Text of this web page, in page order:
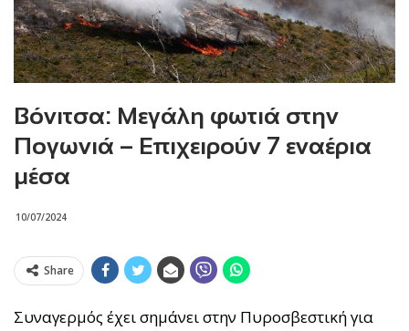
Βόνιτσα: Μεγάλη φωτιά στην
Πογωνιά – Επιχειρούν 7 εναέρια
μέσα
10/07/2024
Share
Συναγερμός έχει σημάνει στην Πυροσβεστική για